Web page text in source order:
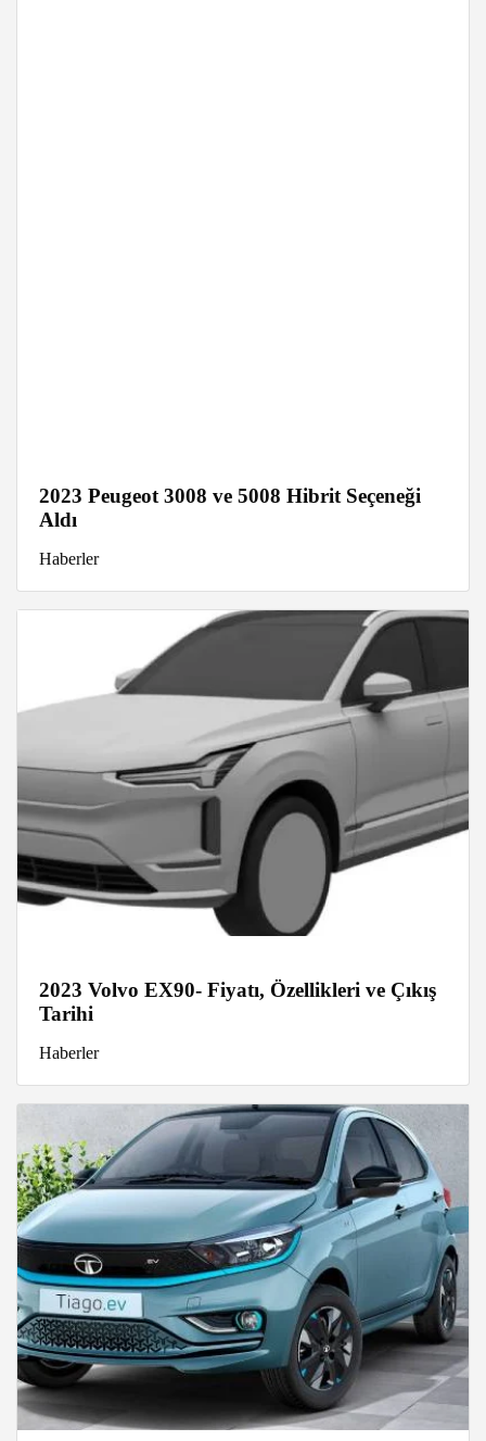
2023 Peugeot 3008 ve 5008 Hibrit Seçeneği
Aldı
Haberler
2023 Volvo EX90- Fiyatı, Özellikleri ve Çıkış
Tarihi
Haberler